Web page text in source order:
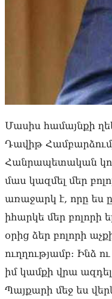
Մասիս համայնքի
Դավիթ
Հանրապետական
մաս կազմել մեր
առաջարկ է, որը ես
իհարկե մեր
օրից ձեր բոլորի
ուղղությամբ: Ինձ
իմ կամքի վրա
Պայքարի մեջ ես